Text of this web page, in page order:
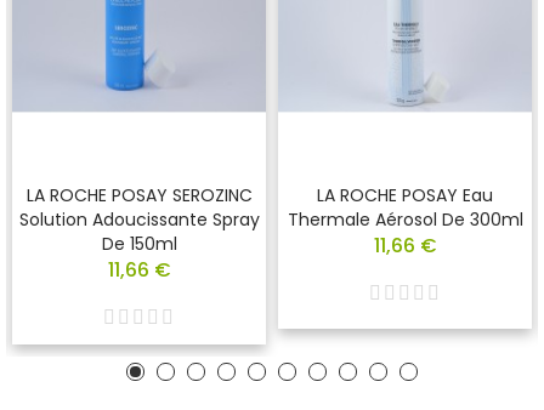
LA ROCHE POSAY SEROZINC
Solution Adoucissante Spray
De 150ml
11,66 €
LA ROCHE POSAY Eau
Thermale Aérosol De 300ml
11,66 €